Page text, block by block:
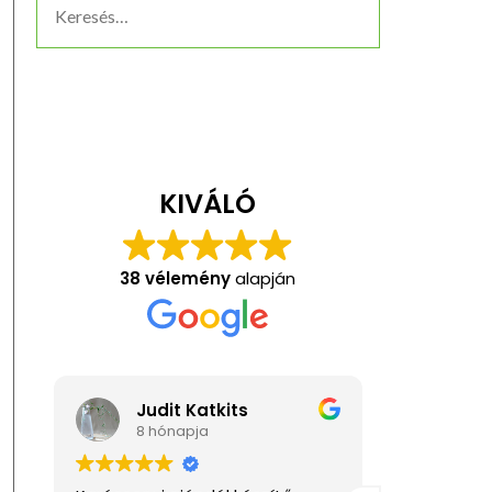
KIVÁLÓ
38 véleményalapján
Anita Kis
1 éve